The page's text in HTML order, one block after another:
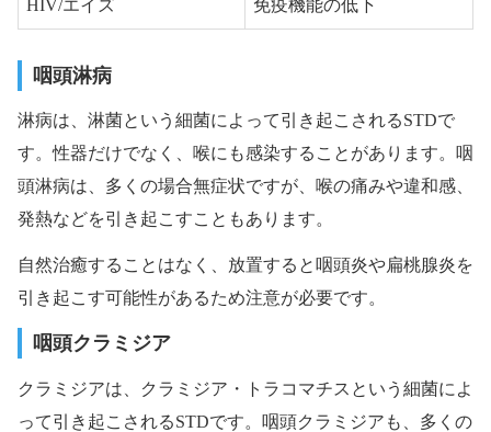
HIV/エイズ 免疫機能の低下
咽頭淋病
淋病は、淋菌という細菌によって引き起こされるSTDで
す。性器だけでなく、喉にも感染することがあります。咽
頭淋病は、多くの場合無症状ですが、喉の痛みや違和感、
発熱などを引き起こすこともあります。
自然治癒することはなく、放置すると咽頭炎や扁桃腺炎を
引き起こす可能性があるため注意が必要です。
咽頭クラミジア
クラミジアは、クラミジア・トラコマチスという細菌によ
って引き起こされるSTDです。咽頭クラミジアも、多くの